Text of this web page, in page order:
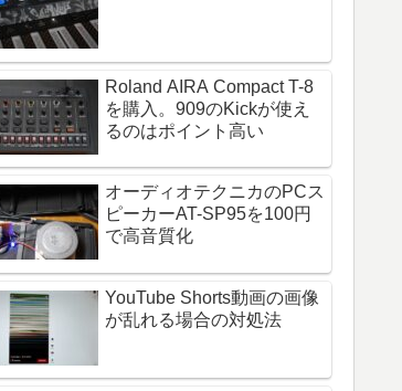
Roland AIRA Compact T-8
を購入。909のKickが使え
るのはポイント高い
オーディオテクニカのPCス
ピーカーAT-SP95を100円
で高音質化
YouTube Shorts動画の画像
が乱れる場合の対処法